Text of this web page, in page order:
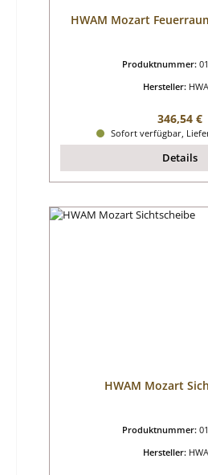
HWAM Mozart
Produktnummer:
Hersteller:
Regulärer
346,54 €
Sofort verfügbar,
Details
HWAM Mozart
Produktnummer:
Hersteller: